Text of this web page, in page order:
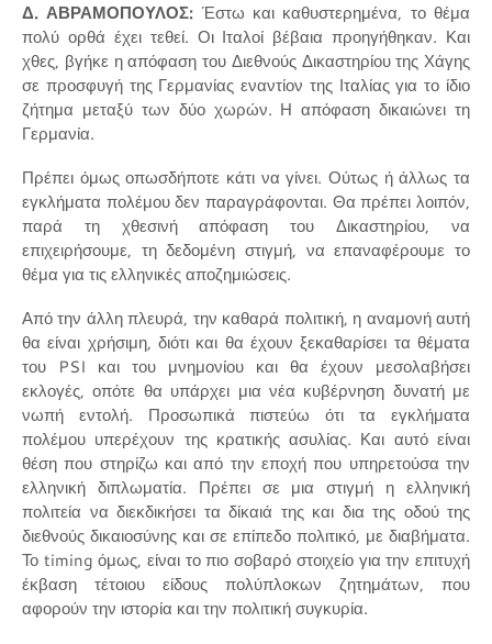
Δ. ΑΒΡΑΜΟΠΟΥΛΟΣ: Έστω και καθυστερημένα, το θέμα
πολύ ορθά έχει τεθεί. Οι Ιταλοί βέβαια προηγήθηκαν. Και
χθες, βγήκε η απόφαση του Διεθνούς Δικαστηρίου της Χάγης
σε προσφυγή της Γερμανίας εναντίον της Ιταλίας για το ίδιο
ζήτημα μεταξύ των δύο χωρών. Η απόφαση δικαιώνει τη
Γερμανία.
Πρέπει όμως οπωσδήποτε κάτι να γίνει. Ούτως ή άλλως τα
εγκλήματα πολέμου δεν παραγράφονται. Θα πρέπει λοιπόν,
παρά τη χθεσινή απόφαση του Δικαστηρίου, να
επιχειρήσουμε, τη δεδομένη στιγμή, να επαναφέρουμε το
θέμα για τις ελληνικές αποζημιώσεις.
Από την άλλη πλευρά, την καθαρά πολιτική, η αναμονή αυτή
θα είναι χρήσιμη, διότι και θα έχουν ξεκαθαρίσει τα θέματα
του PSI και του μνημονίου και θα έχουν μεσολαβήσει
εκλογές, οπότε θα υπάρχει μια νέα κυβέρνηση δυνατή με
νωπή εντολή. Προσωπικά πιστεύω ότι τα εγκλήματα
πολέμου υπερέχουν της κρατικής ασυλίας. Και αυτό είναι
θέση που στηρίζω και από την εποχή που υπηρετούσα την
ελληνική διπλωματία. Πρέπει σε μια στιγμή η ελληνική
πολιτεία να διεκδικήσει τα δίκαιά της και δια της οδού της
διεθνούς δικαιοσύνης και σε επίπεδο πολιτικό, με διαβήματα.
Το timing όμως, είναι το πιο σοβαρό στοιχείο για την επιτυχή
έκβαση τέτοιου είδους πολύπλοκων ζητημάτων, που
αφορούν την ιστορία και την πολιτική συγκυρία.